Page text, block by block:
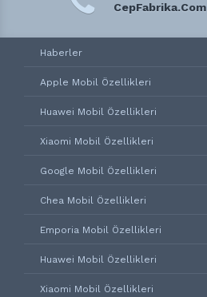
CepFabrika.Com
Haberler
Apple Mobil Özellikleri
Huawei Mobil Özellikleri
Xiaomi Mobil Özellikleri
Google Mobil Özellikleri
Chea Mobil Özellikleri
Emporia Mobil Özellikleri
Huawei Mobil Özellikleri
Xiaomi Mobil Özellikleri